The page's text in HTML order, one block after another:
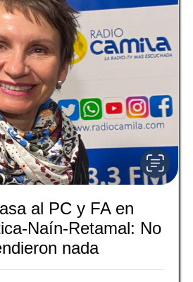
al PC y FA en
Naín-Retamal: No
nada